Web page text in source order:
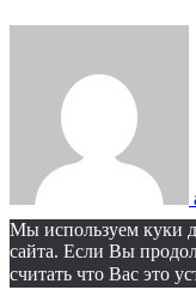
Мы используем куки
сайта. Если Вы
считать что Вас это